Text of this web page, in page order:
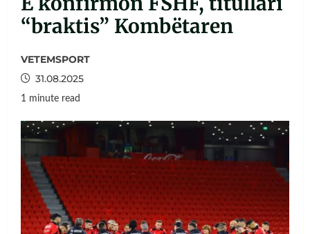
“braktis” Kombëtaren
VETEMSPORT
31.08.2025
1 minute read